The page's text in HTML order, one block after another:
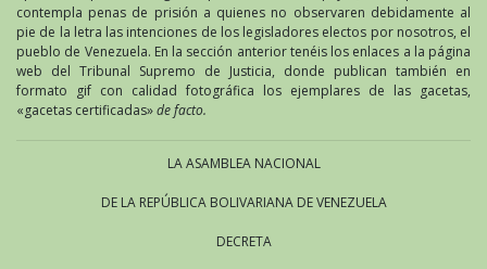
contempla penas de prisión a quienes no observaren debidamente al
pie de la letra las intenciones de los legisladores electos por nosotros, el
pueblo de Venezuela. En la sección anterior tenéis los enlaces a la página
web del Tribunal Supremo de Justicia, donde publican también en
formato gif con calidad fotográfica los ejemplares de las gacetas,
«gacetas certificadas»de facto.
LA ASAMBLEA NACIONAL
DE LA REPÚBLICA BOLIVARIANA DE VENEZUELA
DECRETA